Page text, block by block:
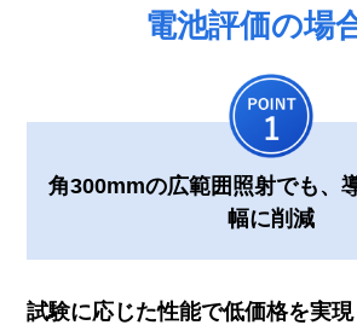
電池評価の場
角300mmの広範囲照射でも、
幅に削減
試験に応じた性能で低価格を実現